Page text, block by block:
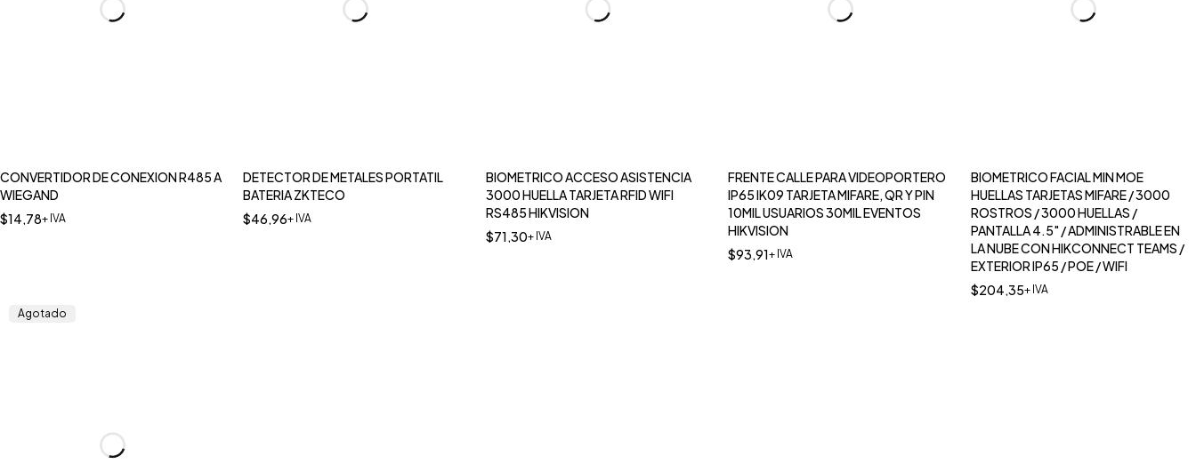
CONVERTIDOR DE CONEXION R485 A
WIEGAND
$14,78+ IVA
DETECTOR DE METALES PORTATIL
BATERIA ZKTECO
$46,96+ IVA
BIOMETRICO ACCESO ASISTENCIA
3000 HUELLA TARJETA RFID WIFI
RS485 HIKVISION
$71,30+ IVA
FRENTE CALLE PARA VIDEOPORTERO
IP65 IK09 TARJETA MIFARE, QR Y PIN
10MIL USUARIOS 30MIL EVENTOS
HIKVISION
$93,91+ IVA
BIOMETRICO FACIAL MIN MOE
HUELLAS TARJETAS MIFARE / 3000
ROSTROS / 3000 HUELLAS /
PANTALLA 4.5" / ADMINISTRABLE EN
LA NUBE CON HIKCONNECT TEAMS /
EXTERIOR IP65 / POE / WIFI
$204,35+ IVA
Agotado